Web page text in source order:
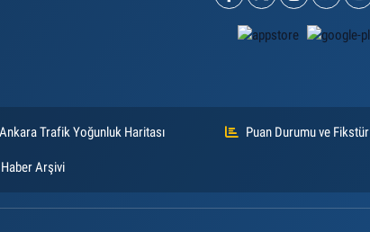
Ankara Trafik Yoğunluk Haritası Puan Durumu ve Fikstür
Haber Arşivi